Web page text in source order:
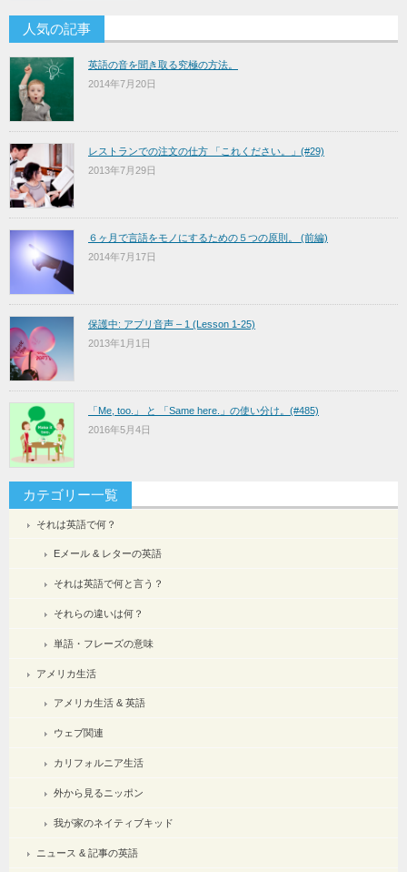
人気の記事
英語の音を聞き取る究極の方法。
2014年7月20日
レストランでの注文の仕方 「これください。」(#29)
2013年7月29日
６ヶ月で言語をモノにするための５つの原則。 (前編)
2014年7月17日
保護中: アプリ音声 – 1 (Lesson 1-25)
2013年1月1日
「Me, too.」 と 「Same here.」の使い分け。(#485)
2016年5月4日
カテゴリー一覧
それは英語で何？
Eメール & レターの英語
それは英語で何と言う？
それらの違いは何？
単語・フレーズの意味
アメリカ生活
アメリカ生活 & 英語
ウェブ関連
カリフォルニア生活
外から見るニッポン
我が家のネイティブキッド
ニュース & 記事の英語